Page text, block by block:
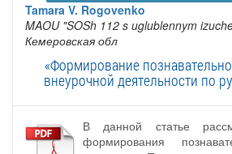
Tamara V. Rogovenko
MAOU "SOSh 112 s uglublennym
Кемеровская обл
«Формирование
внеурочной деятельности по
В данной статье
формирования